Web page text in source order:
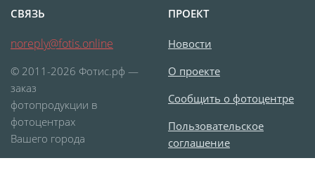
СВЯЗЬ
noreply@fotis.online
© 2011-2026 Фотис.рф —
заказ
фотопродукции в
фотоцентрах
Вашего города
ПРОЕКТ
Новости
О проекте
Сообщить о фотоцентре
Пользовательское
соглашение